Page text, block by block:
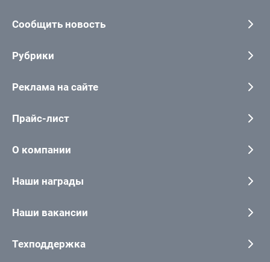
Сообщить новость
Рубрики
Реклама на сайте
Прайс-лист
О компании
Наши награды
Наши вакансии
Техподдержка